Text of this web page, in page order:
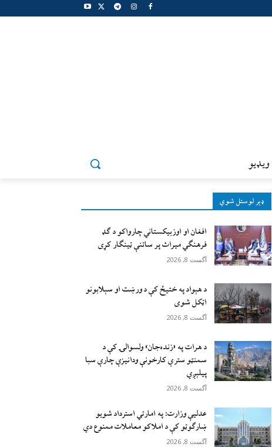
ويډيو
ډېر لوستل شوي
افغان او اوزبیکستاني چارواکو د ګډ
فرهنګي میراث پر ساتنې ټینګار کړی
آگست 8, 2026
د هېواد په ختیځ کې د ورښت او سېلابونو
اټکل شوی
آگست 8, 2026
د هرات په «زنده‌جان» ولسوالۍ کې د
سمنټو سترې کارخونې ودانیزې چارې سبا
پیلېږي
آگست 8, 2026
عدلیې وزارت: په امارتي استرداد شویو
ښارګوټو کې د املاکو معاملات ممنوع دي
آگست 8, 2026